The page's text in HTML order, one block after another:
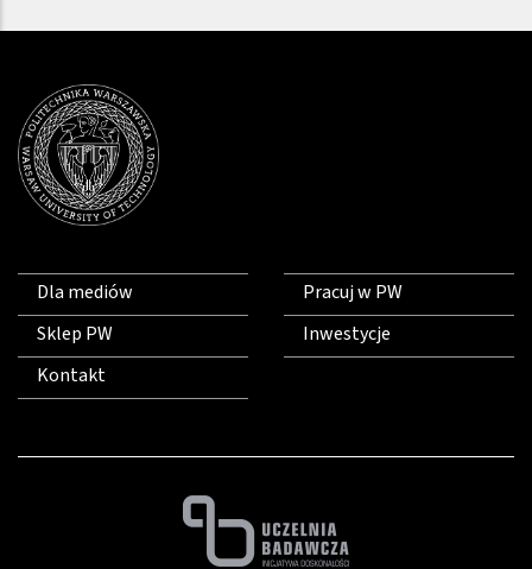
Dla mediów
Sklep PW
Kontakt
Pracuj w PW
Inwestycje